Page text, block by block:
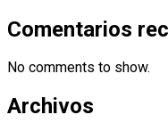
Comentarios
No comments to show.
Archivos